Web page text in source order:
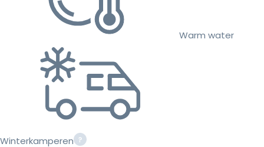
Warm water
Winterkamperen